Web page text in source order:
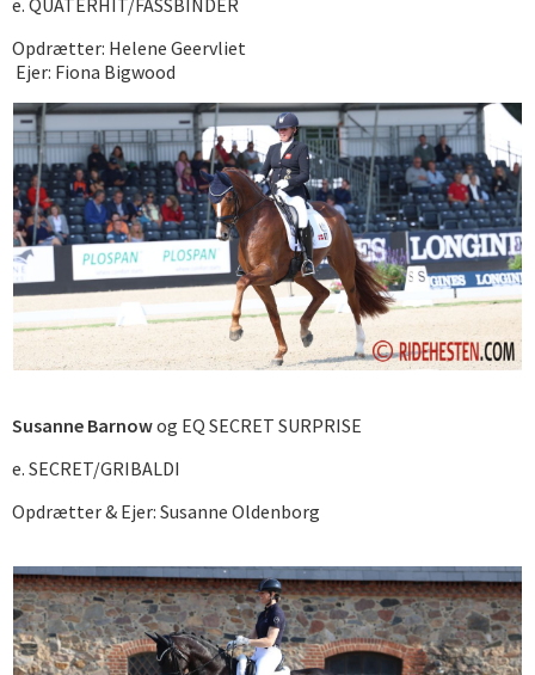
e. QUATERHIT/FASSBINDER
Opdrætter: Helene Geervliet
Ejer: Fiona Bigwood
Susanne Barnowog EQ SECRET SURPRISE
e. SECRET/GRIBALDI
Opdrætter & Ejer: Susanne Oldenborg